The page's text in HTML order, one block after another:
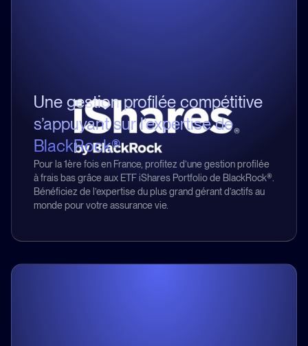
Une gestion profilée compétitive
s’appuyant sur l’expertise de
BlackRock®
Pour la 1ère fois en France, profitez d’une gestion profilée
à frais bas grâce aux ETF iShares Portfolio de BlackRock®.
Bénéficiez de l’expertise du plus grand gérant d’actifs au
monde pour votre assurance vie.